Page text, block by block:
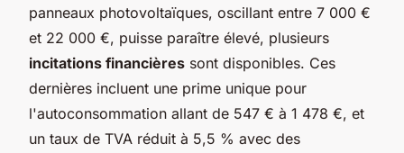
panneaux photovoltaïques, oscillant entre 7 000 €
et 22 000 €, puisse paraître élevé, plusieurs
incitations financières sont disponibles. Ces
dernières incluent une prime unique pour
l'autoconsommation allant de 547 € à 1 478 €, et
un taux de TVA réduit à 5,5 % avec des